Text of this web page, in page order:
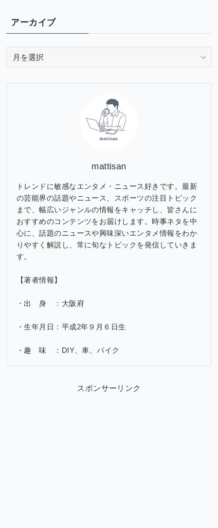
アーカイブ
mattisan
トレンドに敏感なエンタメ・ニュース好きです。最新
の芸能界の話題やニュース、スポーツの注目トピック
まで、幅広いジャンルの情報をキャッチし、皆さんに
おすすめのコンテンツをお届けします。時事ネタを中
心に、話題のニュースや興味深いエンタメ情報をわか
りやすく解説し、常に旬なトピックを発信していきま
す。
【著者情報】
・出 身 ：大阪府
・生年月日：平成2年９月６日生
・趣 味 ：DIY、車、バイク
スポンサーリンク